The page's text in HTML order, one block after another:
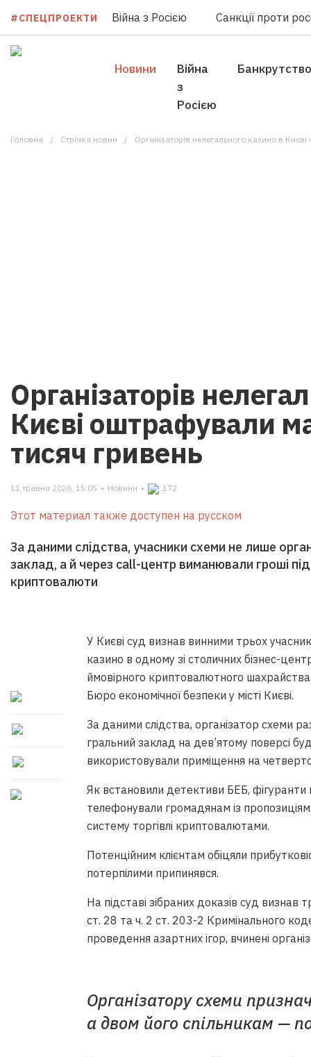
#СПЕЦПРОЕКТИ Війна з Росією Санкції проти
Новини
Війна
з
Росією
Банкрутство
Головна Стрічка новин Організаторів нелегального казино в
Організаторів
Києві оштрафували
тисяч гривень
11 травня 2026, 15:05 • Новини • 172
Этот материал также доступен на русском
За даними слідства, учасники схеми не лише
заклад, а й через call-центр виманювали гроші під
криптовалюти
У Києві суд визнав винними трьох
казино в одному зі столичних бізнес-
ймовірного криптовалютного
Бюро економічної безпеки у місті Києві.
За даними слідства, організатор схеми
гральний заклад на дев’ятому поверсі
використовували приміщення на
Як встановили детективи БЕБ, фігуранти
телефонували громадянам із
систему торгівлі криптовалютами.
Потенційним клієнтам обіцяли
потерпілими припинявся.
На підставі зібраних доказів суд визнав
ст. 28 та ч. 2 ст. 203-2 Кримінального
проведення азартних ігор, вчинені
Організатору схеми
а двом його спільникам —